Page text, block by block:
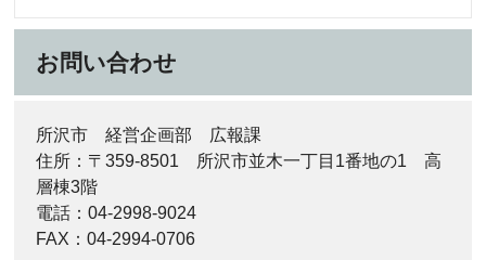
お問い合わせ
所沢市 経営企画部 広報課
住所：〒359-8501 所沢市並木一丁目1番地の1 高
層棟3階
電話：04-2998-9024
FAX：04-2994-0706